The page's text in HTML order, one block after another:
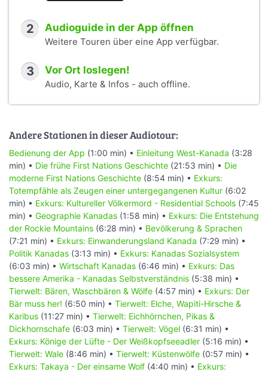
2 Audioguide in der App öffnen
Weitere Touren über eine App verfügbar.
3 Vor Ort loslegen!
Audio, Karte & Infos - auch offline.
Andere Stationen in dieser Audiotour:
Bedienung der App (1:00 min) • Einleitung West-Kanada (3:28
min) • Die frühe First Nations Geschichte (21:53 min) • Die
moderne First Nations Geschichte (8:54 min) • Exkurs:
Totempfähle als Zeugen einer untergegangenen Kultur (6:02
min) • Exkurs: Kultureller Völkermord - Residential Schools (7:45
min) • Geographie Kanadas (1:58 min) • Exkurs: Die Entstehung
der Rockie Mountains (6:28 min) • Bevölkerung & Sprachen
(7:21 min) • Exkurs: Einwanderungsland Kanada (7:29 min) •
Politik Kanadas (3:13 min) • Exkurs: Kanadas Sozialsystem
(6:03 min) • Wirtschaft Kanadas (6:46 min) • Exkurs: Das
bessere Amerika - Kanadas Selbstverständnis (5:38 min) •
Tierwelt: Bären, Waschbären & Wölfe (4:57 min) • Exkurs: Der
Bär muss her! (6:50 min) • Tierwelt: Elche, Wapiti-Hirsche &
Karibus (11:27 min) • Tierwelt: Eichhörnchen, Pikas &
Dickhornschafe (6:03 min) • Tierwelt: Vögel (6:31 min) •
Exkurs: Könige der Lüfte - Der Weißkopfseeadler (5:16 min) •
Tierwelt: Wale (8:46 min) • Tierwelt: Küstenwölfe (0:57 min) •
Exkurs: Takaya - Der einsame Wolf (4:40 min) • Exkurs: